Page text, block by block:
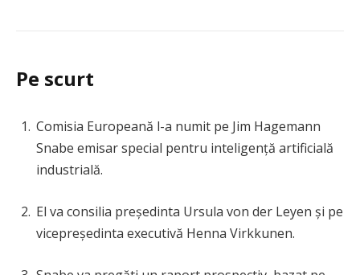
Pe scurt
Comisia Europeană l-a numit pe Jim Hagemann
Snabe emisar special pentru inteligență artificială
industrială.
El va consilia președinta Ursula von der Leyen și pe
vicepreședinta executivă Henna Virkkunen.